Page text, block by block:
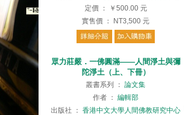
定價
： ￥500.00 元
實售價 ： NT3,500 元
眾力莊嚴．一佛圓滿——人間淨土與彌
陀淨土（上、下冊）
叢書系列 ： 論文集
作者 ： 編輯部
出版社
： 香港中文大學人間佛教研究中心